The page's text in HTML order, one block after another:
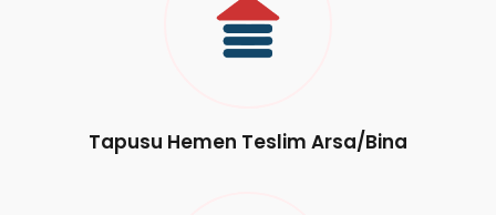
Tapusu Hemen Teslim Arsa/Bina